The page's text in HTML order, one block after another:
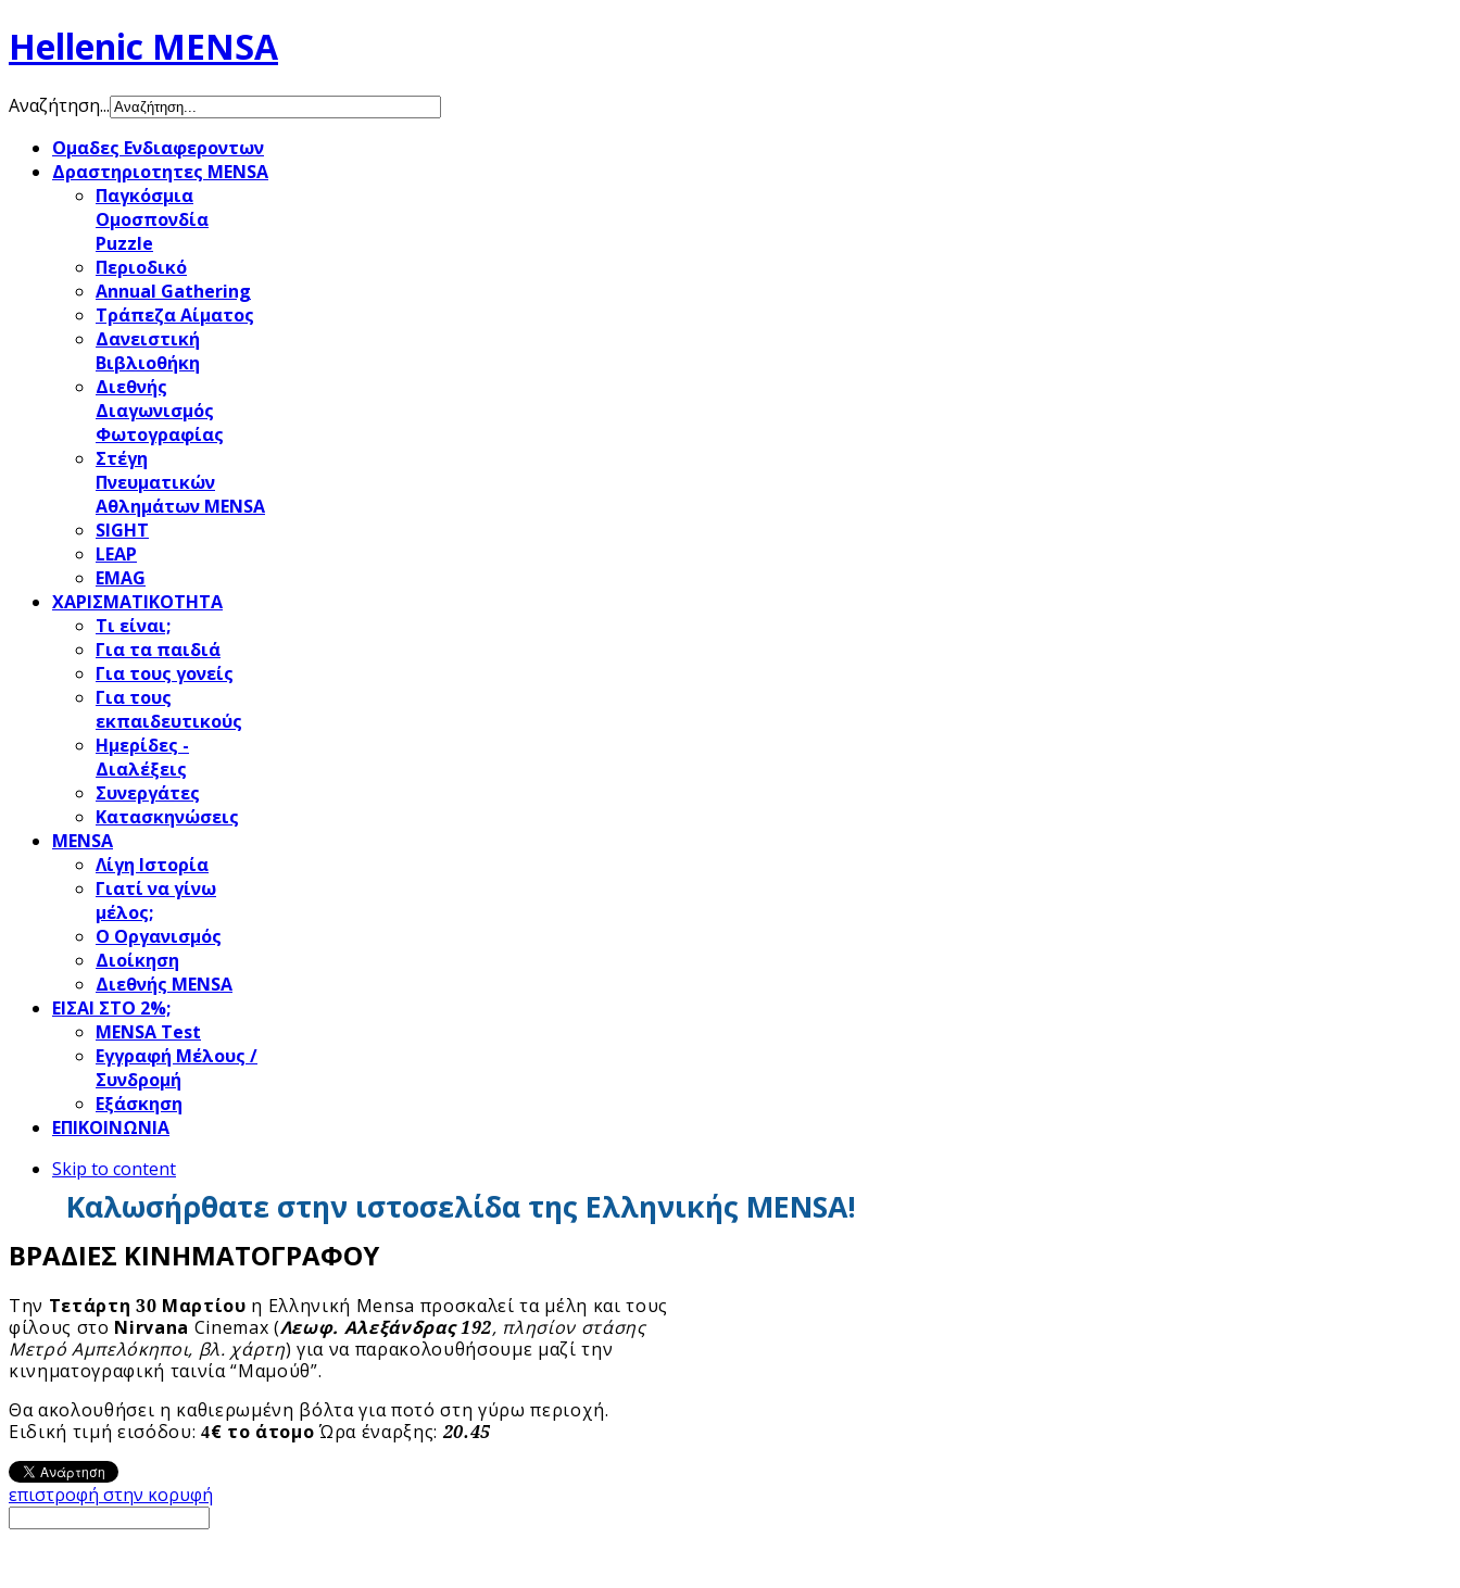
Hellenic MENSA
Αναζήτηση...
Ομαδες Ενδιαφεροντων
Δραστηριοτητες MENSA
Παγκόσμια
Ομοσπονδία
Puzzle
Περιοδικό
Annual Gathering
Τράπεζα Αίματος
Δανειστική
Βιβλιοθήκη
Διεθνής
Διαγωνισμός
Φωτογραφίας
Στέγη
Πνευματικών
Αθλημάτων MENSA
SIGHT
LEAP
EMAG
ΧΑΡΙΣΜΑΤΙΚΟΤΗΤΑ
Τι είναι;
Για τα παιδιά
Για τους γονείς
Για τους
εκπαιδευτικούς
Ημερίδες -
Διαλέξεις
Συνεργάτες
Κατασκηνώσεις
MENSA
Λίγη Ιστορία
Γιατί να γίνω
μέλος;
Ο Οργανισμός
Διοίκηση
Διεθνής MENSA
ΕΙΣΑΙ ΣΤΟ 2%;
ΜΕΝSΑ Test
Εγγραφή Μέλους /
Συνδρομή
Εξάσκηση
ΕΠΙΚΟΙΝΩΝΙΑ
Skip to content
Καλωσήρθατε στην ιστοσελίδα της Ελληνικής MENSA!
ΒΡΑΔΙΕΣ ΚΙΝΗΜΑΤΟΓΡΑΦΟΥ
Την Τετάρτη 30 Μαρτίου η Ελληνική Mensa προσκαλεί τα μέλη και τους
φίλους στο Nirvana Cinemax (Λεωφ. Αλεξάνδρας192, πλησίον στάσης
Μετρό Αμπελόκηποι, βλ. χάρτη) για να παρακολουθήσουμε μαζί την
κινηματογραφική ταινία “Μαμούθ”.
Θα ακολουθήσει η καθιερωμένη βόλτα για ποτό στη γύρω περιοχή.
Ειδική τιμή εισόδου: 4€ το άτομο Ώρα έναρξης:20.45
επιστροφή στην κορυφή